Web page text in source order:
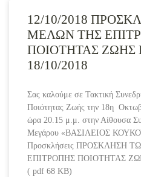
12/10/2018
ΜΕΛΩΝ ΤΗΣ
ΠΟΙΟΤΗΤΑΣ ΖΩΗΣ
18/10/2018
Σας καλούμε σε Τακτική
Ποιότητας Ζωής την 18η
ώρα 20.15 μ.μ. στην Αίθουσα
Μεγάρου «ΒΑΣΙΛΕΙΟΣ
Προσκλήσεις ΠΡΟΣΚΛΗΣΗ
ΕΠΙΤΡΟΠΗΣ ΠΟΙΟΤΗΤΑΣ
( pdf 68 KB)